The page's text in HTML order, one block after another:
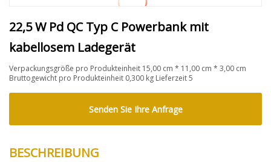
22,5 W Pd QC Typ C Powerbank mit
kabellosem Ladegerät
Verpackungsgröße pro Produkteinheit 15,00 cm * 11,00 cm * 3,00 cm
Bruttogewicht pro Produkteinheit 0,300 kg Lieferzeit 5
Senden Sie Ihre Anfrage
BESCHREIBUNG